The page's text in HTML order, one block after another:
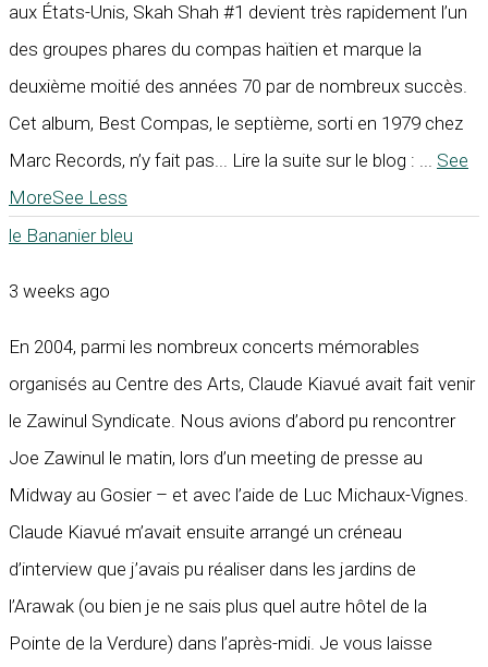
aux États-Unis, Skah Shah #1 devient très rapidement l’un
des groupes phares du compas haïtien et marque la
deuxième moitié des années 70 par de nombreux succès.
Cet album, Best Compas, le septième, sorti en 1979 chez
Marc Records, n’y fait pas... Lire la suite sur le blog :
See
MoreSee Less
le Bananier bleu
3 weeks ago
En 2004, parmi les nombreux concerts mémorables
organisés au Centre des Arts, Claude Kiavué avait fait venir
le Zawinul Syndicate. Nous avions d’abord pu rencontrer
Joe Zawinul le matin, lors d’un meeting de presse au
Midway au Gosier – et avec l’aide de Luc Michaux-Vignes.
Claude Kiavué m’avait ensuite arrangé un créneau
d’interview que j’avais pu réaliser dans les jardins de
l’Arawak (ou bien je ne sais plus quel autre hôtel de la
Pointe de la Verdure) dans l’après-midi. Je vous laisse